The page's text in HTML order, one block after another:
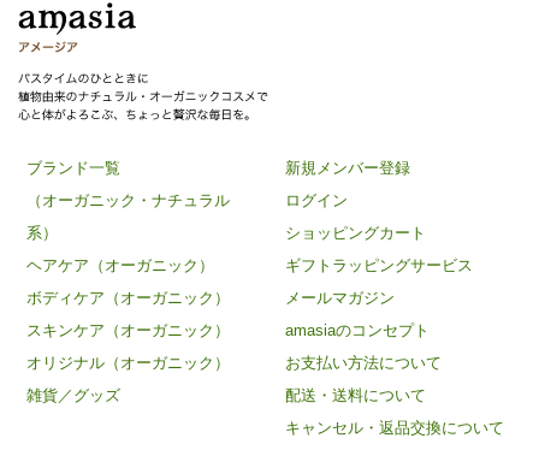
ブランド一覧
（オーガニック・ナチュラル
系）
ヘアケア（オーガニック）
ボディケア（オーガニック）
スキンケア（オーガニック）
オリジナル（オーガニック）
雑貨／グッズ
新規メンバー登録
ログイン
ショッピングカート
ギフトラッピングサービス
メールマガジン
amasiaのコンセプト
お支払い方法について
配送・送料について
キャンセル・返品交換について